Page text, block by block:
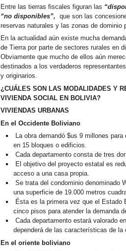
Entre las tierras fiscales figuran las
“no disponibles”, que son las
reservas naturales y las zonas de dominio
En la actualidad aún existe mucha
de Tierra por parte de sectores rurales en
Obviamente que mucho de ellos aún
destinados a los verdaderos
y originarios.
¿CUÁLES SON LAS MODALIDADES Y
VIVIENDA SOCIAL EN BOLIVIA?
VIVIENDAS URBANAS
En el Occidente Boliviano
La obra demandó $us 9 millones
en 15 bloques o edificios.
Cada departamento consta de tres
El objetivo del proyecto estatal es
acceso a una casa propia.
Se trata del condominio denominado
una superficie de 19.000 metros
Ésta es la primera vez que el Estado
cinco pisos para atender la demanda
Cada departamento estará valorado
dependerá de las características de
En el oriente boliviano